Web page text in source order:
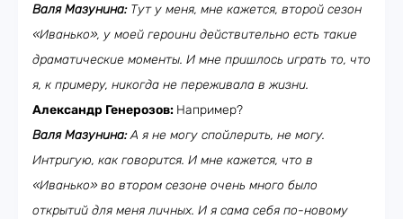
Валя Мазунина: Тут у меня, мне кажется, второй сезон
«Иванько», у моей героини действительно есть такие
драматические моменты. И мне пришлось играть то, что
я, к примеру, никогда не переживала в жизни.
Александр Генерозов: Например?
Валя Мазунина:А я не могу спойлерить, не могу.
Интригую, как говорится. И мне кажется, что в
«Иванько» во втором сезоне очень много было
открытий для меня личных. И я сама себя по-новому